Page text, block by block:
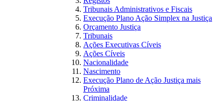
Tribunais Administrativos e Fiscais
Execução Plano Ação Simplex na Justiça
Orçamento Justiça
Tribunais
Ações Executivas Cíveis
Ações Cíveis
Nacionalidade
Nascimento
Execução Plano de Ação Justiça mais
Próxima
Criminalidade